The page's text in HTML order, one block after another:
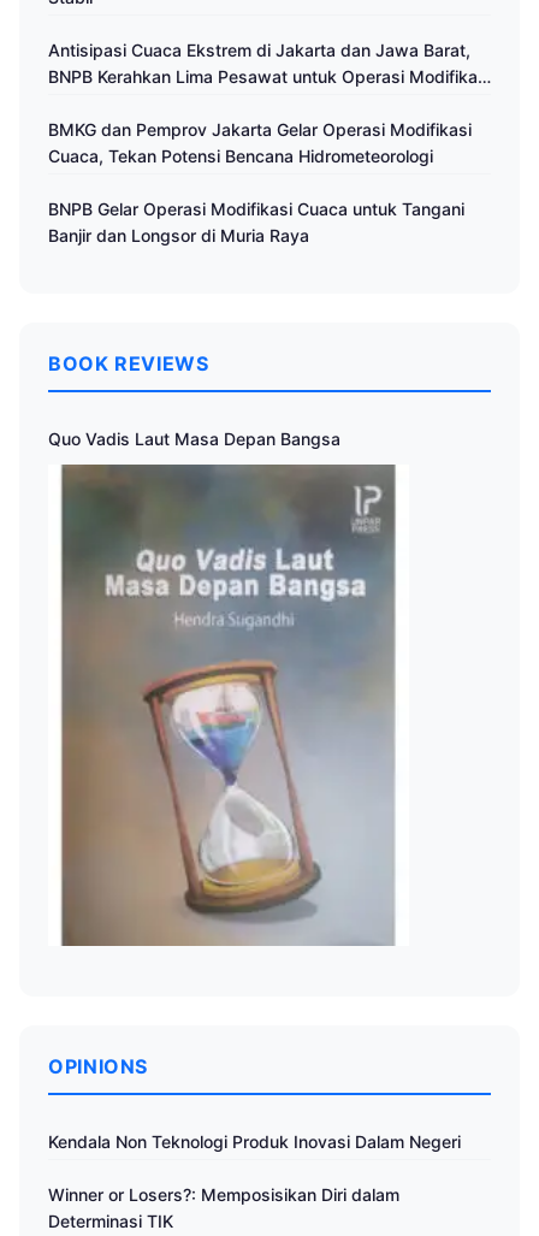
Antisipasi Cuaca Ekstrem di Jakarta dan Jawa Barat,
BNPB Kerahkan Lima Pesawat untuk Operasi Modifikasi
BMKG dan Pemprov Jakarta Gelar Operasi Modifikasi
Cuaca, Tekan Potensi Bencana Hidrometeorologi
BNPB Gelar Operasi Modifikasi Cuaca untuk Tangani
Banjir dan Longsor di Muria Raya
BOOK REVIEWS
Quo Vadis Laut Masa Depan Bangsa
OPINIONS
Kendala Non Teknologi Produk Inovasi Dalam Negeri
Winner or Losers?: Memposisikan Diri dalam
Determinasi TIK